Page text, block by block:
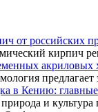
от российских
кирпич
акриловых
в Кению:
и культура